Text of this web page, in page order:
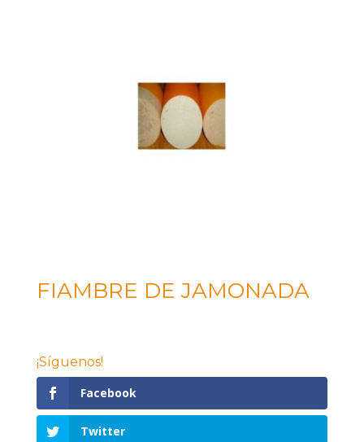
FIAMBRE DE JAMONADA
¡Síguenos!
Facebook
Twitter